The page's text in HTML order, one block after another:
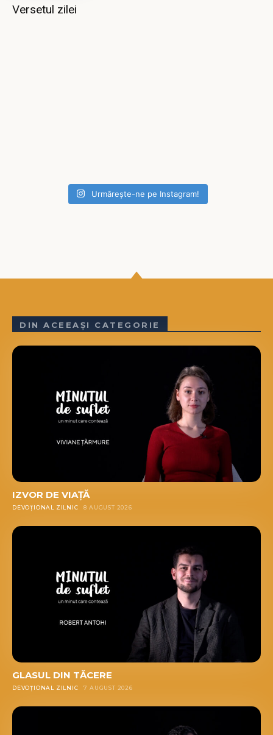
Versetul zilei
Urmărește-ne pe Instagram!
DIN ACEEAȘI CATEGORIE
IZVOR DE VIAȚĂ
DEVOȚIONAL ZILNIC 8 AUGUST 2026
GLASUL DIN TĂCERE
DEVOȚIONAL ZILNIC 7 AUGUST 2026